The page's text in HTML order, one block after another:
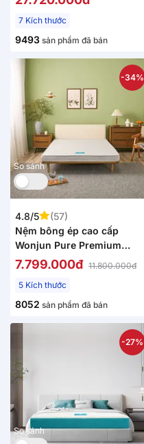
7 Kích thước
9493 sản phẩm đã bán
So sánh
-34%
4.8/5
(57)
Nệm bông ép cao cấp
Wonjun Pure Premium
nâng đỡ vững chắc dày
7.799.000đ 11.800.000đ
5 Kích thước
8052 sản phẩm đã bán
So sánh
-27%